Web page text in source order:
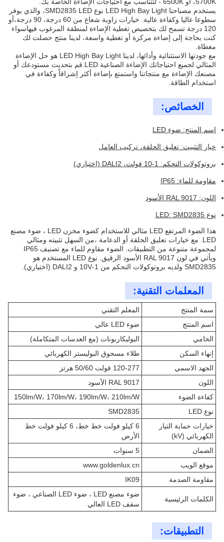
يستخدم مصباحنا LED High Bay Light نوع SMD2835 LED، والذي يوفر
سطوعا عاليا وكفاءة عالية. خيارات زاوية شعاع من 60 درجة، 90 درجة،أو
120 درجة تسمح لك بتخصيص تغطية الإضاءة لمنطقة المرغوب فيهاسواء
كنت بحاجة إلى إضاءة مركزة أو تغطية واسعة، لدينا منتج حصلت لك
مغطاة.
مع جودتها الاستثنائية وأدائها، لدينا LED High Bay Light هو حل الإضاءة
المثالي لجميع احتياجاتك الإضاءة الصناعية LED.قم بتحديث مستودعك أو
مصنعك الإضاءة مع منتجاتنا واستمتع بإضاءة أكثر إشراقاً وكفاءة في
استخدام الطاقة.
الخصائص:
اسم المنتج: ضوء LED
خيار التثبيت: تعليق الحلقة، تركيب العامل
بروتوكولات التحكم: 1-10 فولت، DALI2 (اختياري)
مقاومة للماء: IP65
اللون: RAL 9017 الأسود
نوع LED: SMD2835
هذا الضوء المرتفع LED مثالي للاستخدام كضوء مخزن LED ، ضوء مصنع
LED. مع خيارات تعليق الحلقة أو الدعامة ،من السهل تثبيته ومثالي
لمجموعة متنوعة من التطبيقات. الضوء مقاوم للماء مع تصنيف IP65
ويأتي في لون RAL 9017 الأسود الرقيق. نوع LED المستخدم هو
SMD2835 ولديه بروتوكولات التحكم من 1-10V و DALI2 (اختياري).
المعلمات التقنية:
سمة المنتج
المعلم التقني
اسم المنتج
ضوء LED عالي
الحامي
البوليكاربونات (مع العدسات المتكاملة)
إنهاء السكن
طلاء مسحوق البوليستر الكهربائي
الجهد الاسمي
120-277 فولت 50/60 هرتز
اللون
RAL 9017 الأسود
كفاءة الضوء
150lm/W، 170lm/W، 190lm/W، 210lm/W
نوع LED
SMD2835
خيارات حماية التيار
الكهربائي (kV)
6 كيلو فولت خط خط، 6 كيلو فولت خط
الأرض
الضمان
5 سنوات
موقع الويب
www.goldenlux.cn
مقاومة الصدمة
IK09
الكلمات الرئيسية
ضوء مصنع LED ، ضوء LED الصناعي ، ضوء
سقف LED العالي
التطبيقات: